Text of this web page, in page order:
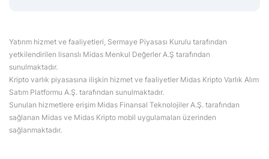
Yatırım hizmet ve faaliyetleri, Sermaye Piyasası Kurulu tarafından
yetkilendirilen lisanslı Midas Menkul Değerler A.Ş tarafından
sunulmaktadır.
Kripto varlık piyasasına ilişkin hizmet ve faaliyetler Midas Kripto Varlık Alım
Satım Platformu A.Ş. tarafından sunulmaktadır.
Sunulan hizmetlere erişim Midas Finansal Teknolojiler A.Ş. tarafından
sağlanan Midas ve Midas Kripto mobil uygulamaları üzerinden
sağlanmaktadır.